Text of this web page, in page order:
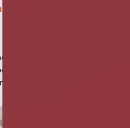
est
l'iPod et d'autre
il y a un bug avec la